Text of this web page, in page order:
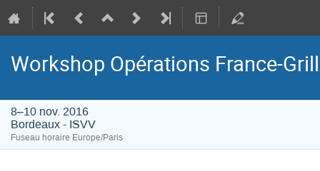
Workshop Opérations France-
8–10 nov. 2016
Bordeaux - ISVV
Fuseau horaire Europe/Paris